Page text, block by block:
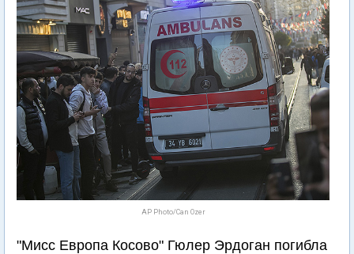
AP Photo/Can Ozer
"Мисс Европа Косово" Гюлер Эрдоган погибла